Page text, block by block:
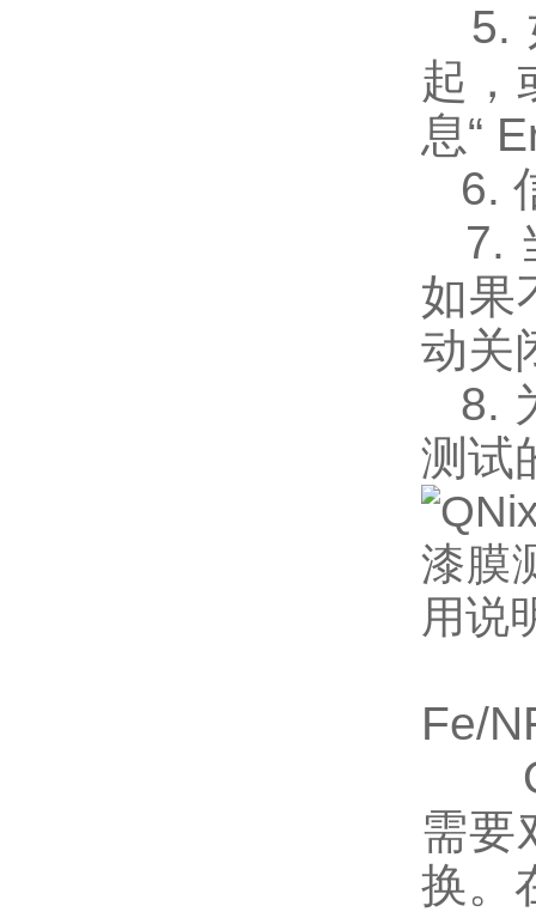
5.
起，
息“
6.
7.
如果
动关
8.
测试
Fe/
需要
换。